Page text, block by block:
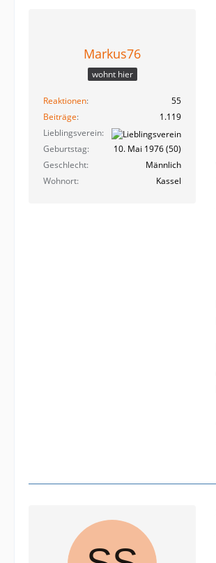
Markus76
wohnt hier
Reaktionen
55
Beiträge
1.119
Lieblingsverein
Geburtstag
10. Mai 1976 (50)
Geschlecht
Männlich
Wohnort
Kassel